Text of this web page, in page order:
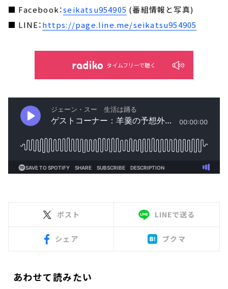
■ Facebook：seikatsu954905 (番組情報と写真)
■ LINE：https://page.line.me/seikatsu954905
タイムフリーで聴く
ポスト LINEで送る
シェア ブクマ
あわせて読みたい